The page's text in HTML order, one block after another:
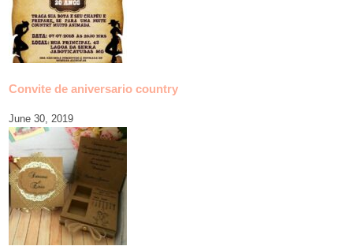
Convite de aniversario country
June 30, 2019